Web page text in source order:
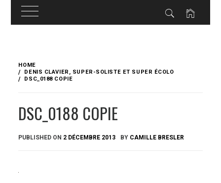
content
HOME
DENIS CLAVIER, SUPER-SOLISTE ET SUPER ÉCOLO
DSC_0188 COPIE
DSC_0188 COPIE
PUBLISHED ON 2 DÉCEMBRE 2013 BY CAMILLE BRESLER